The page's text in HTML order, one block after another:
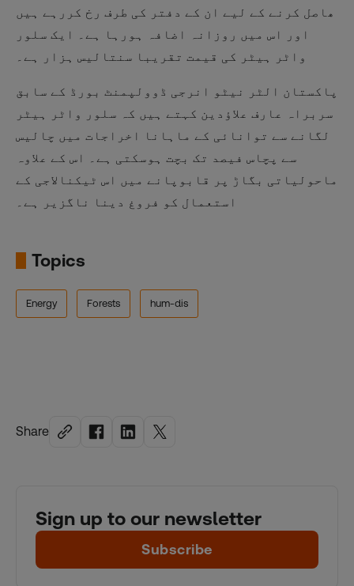
Share
Sign up to our newsletter
Subscribe
ھاصل کرنے کے لیے ان کے دفتر کی طرف رخ کررہے ہیں
اور اس میں روزانہ اضافہ ہورہا ہے۔ ایک سلور
واٹر ہیٹر کی قیمت تقریبا سنتالیس ہزار ہے۔
پاکستان الٹر نیٹو انرجی ڈوولپمنٹ بورڈ کے سابق
سربراہ عارف علاؤدین کہتے ہیں کہ سلور واٹر ہیٹر
لگانے سے توانائی کے ماہانا اخراجات میں چالیس
سے پچاس فیصد تک بچت ہوسکتی ہے۔ اس کے علاوہ
ماحولیاتی بگاڑ پر قابوپانے میں اس ٹیکنالاجی کے
Topics
Energy Forests hum-dis